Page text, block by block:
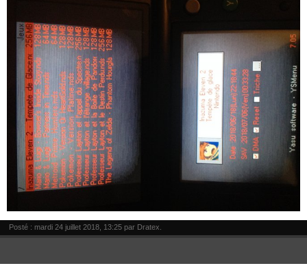
Posté : mardi 24 juillet 2018, 13:25 par Dratex